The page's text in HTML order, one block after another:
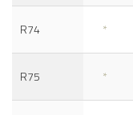
R74 *
R75 *